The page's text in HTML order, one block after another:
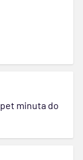
minuta do